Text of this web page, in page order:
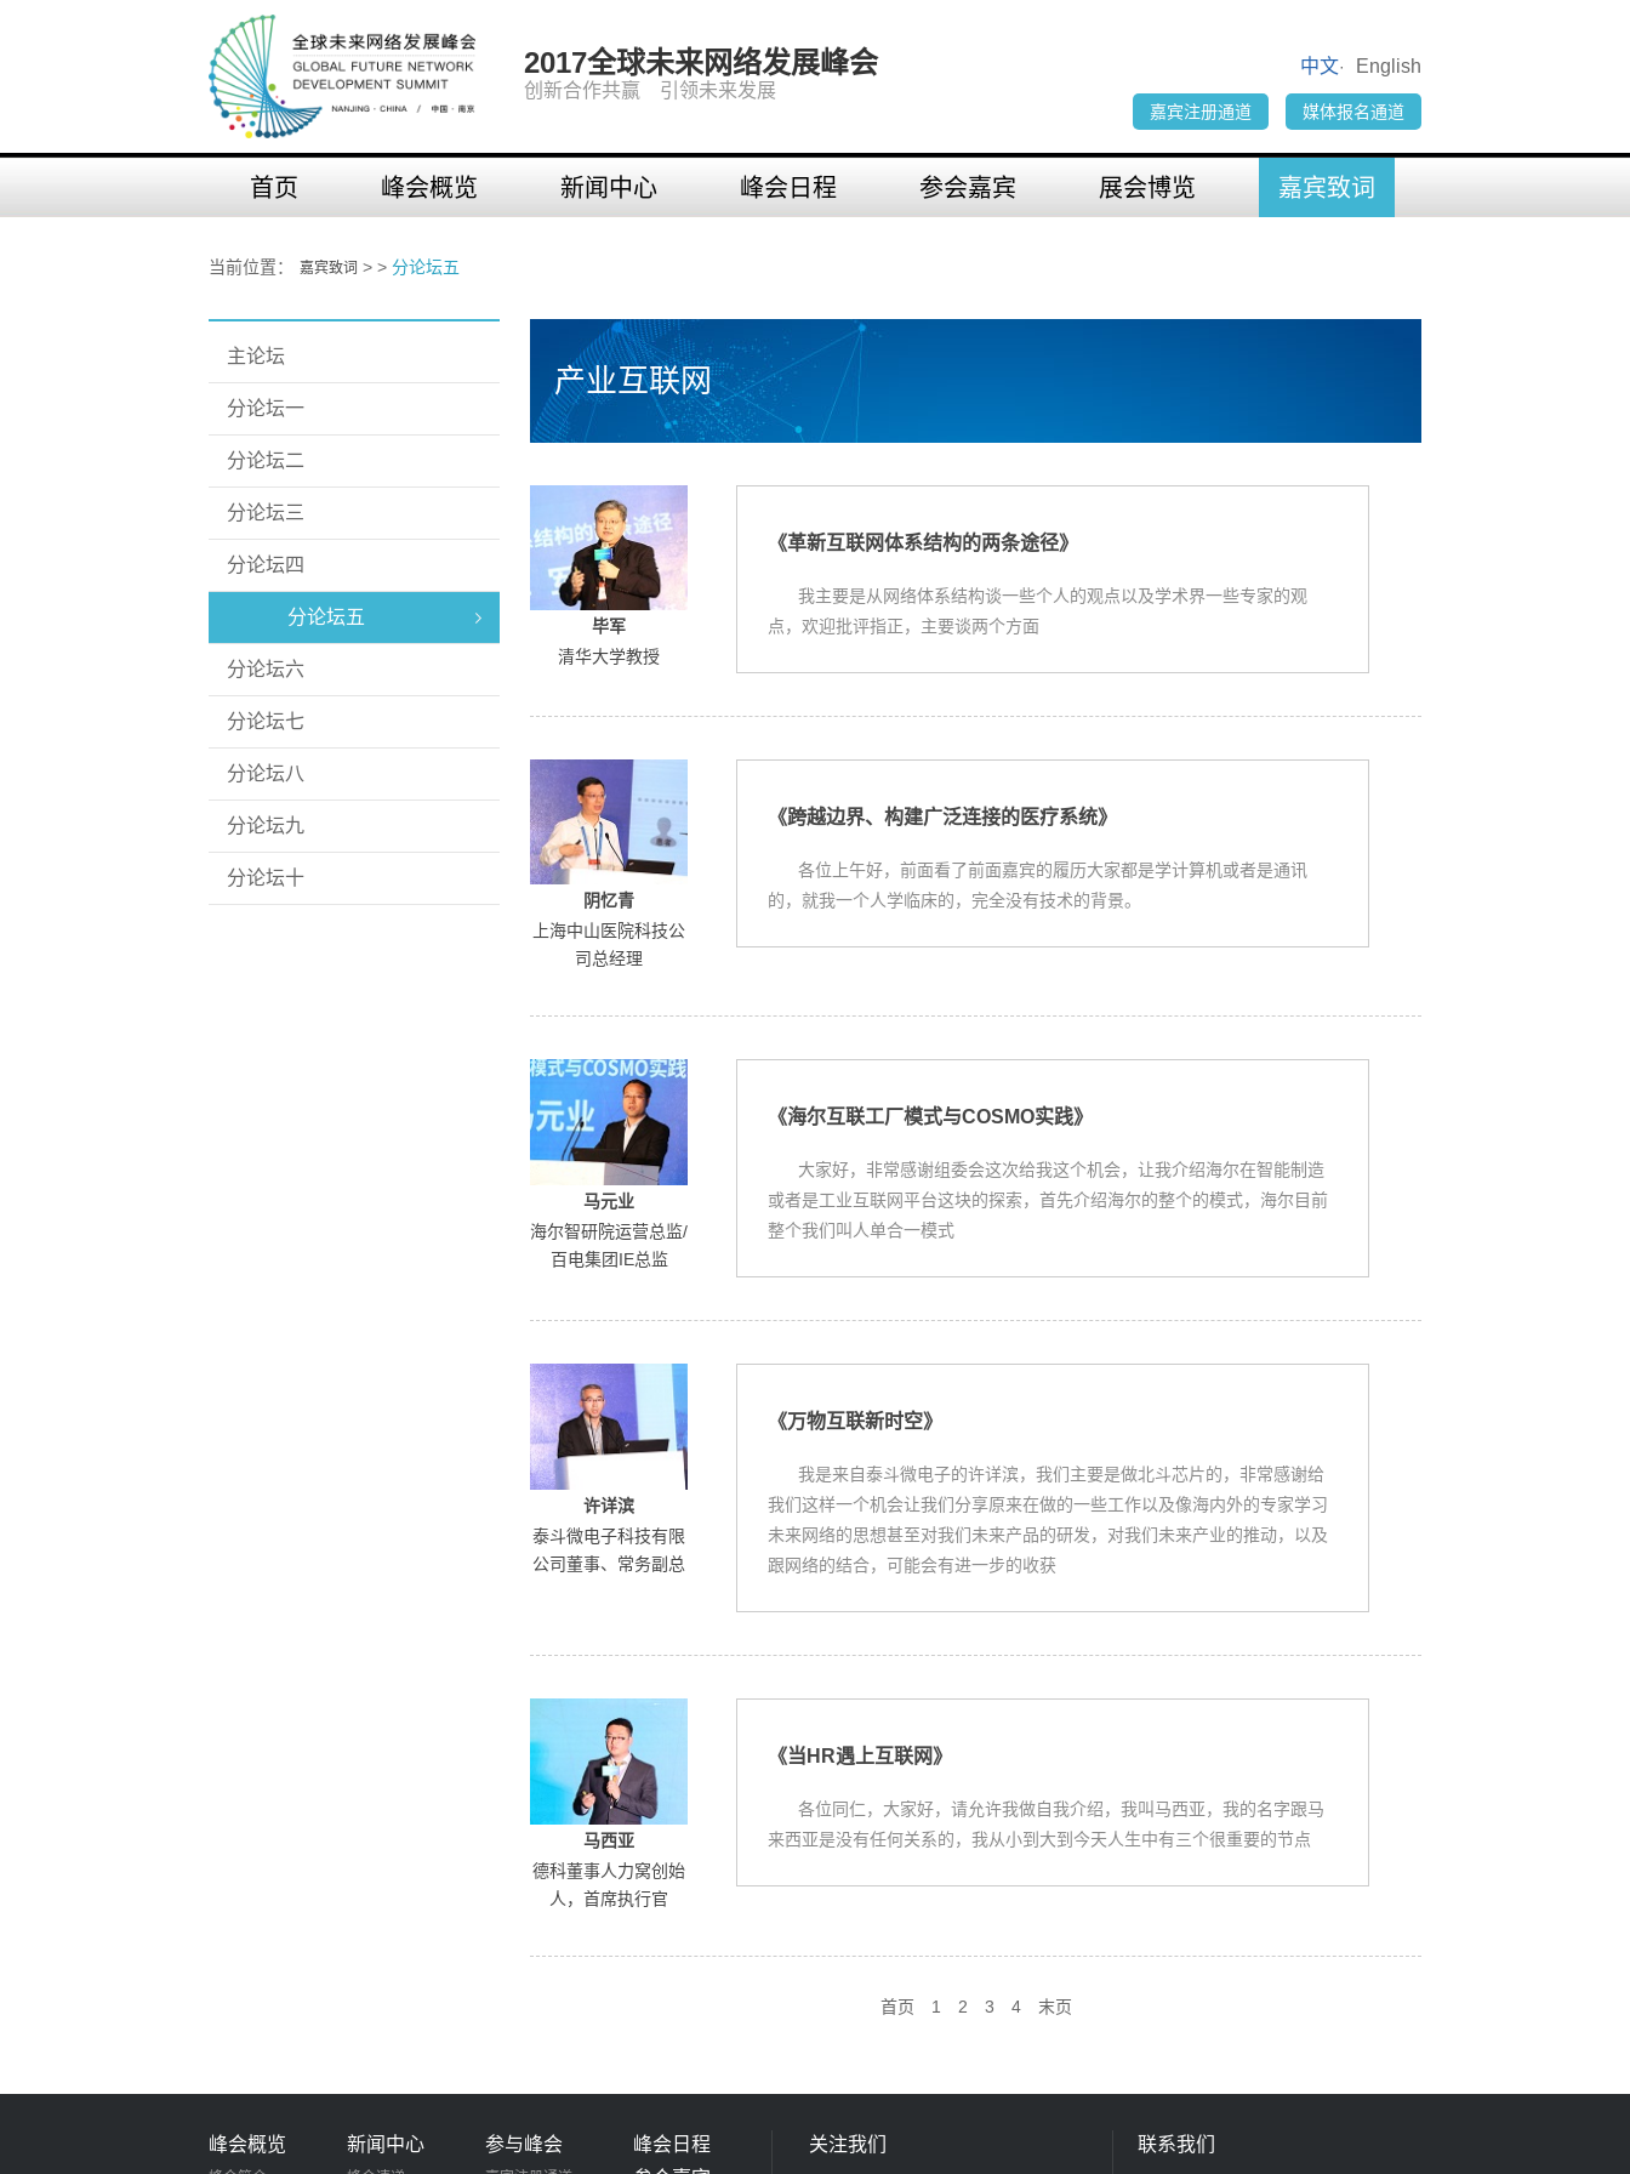
2017全球未来网络发展峰会
创新合作共赢 引领未来发展
中文· English
嘉宾注册通道 媒体报名通道
首页 峰会概览 新闻中心 峰会日程 参会嘉宾 展会博览 嘉宾致词
当前位置： 嘉宾致词 > > 分论坛五
主论坛
分论坛一
分论坛二
分论坛三
分论坛四
分论坛五
分论坛六
分论坛七
分论坛八
分论坛九
分论坛十
产业互联网
毕军
清华大学教授
《革新互联网体系结构的两条途径》
我主要是从网络体系结构谈一些个人的观点以及学术界一些专家的观
点，欢迎批评指正，主要谈两个方面
阴忆青
上海中山医院科技公
司总经理
《跨越边界、构建广泛连接的医疗系统》
各位上午好，前面看了前面嘉宾的履历大家都是学计算机或者是通讯
的，就我一个人学临床的，完全没有技术的背景。
马元业
海尔智研院运营总监/
百电集团IE总监
《海尔互联工厂模式与COSMO实践》
大家好，非常感谢组委会这次给我这个机会，让我介绍海尔在智能制造
或者是工业互联网平台这块的探索，首先介绍海尔的整个的模式，海尔目前
整个我们叫人单合一模式
许详滨
泰斗微电子科技有限
公司董事、常务副总
《万物互联新时空》
我是来自泰斗微电子的许详滨，我们主要是做北斗芯片的，非常感谢给
我们这样一个机会让我们分享原来在做的一些工作以及像海内外的专家学习
未来网络的思想甚至对我们未来产品的研发，对我们未来产业的推动，以及
跟网络的结合，可能会有进一步的收获
马西亚
德科董事人力窝创始
人，首席执行官
《当HR遇上互联网》
各位同仁，大家好，请允许我做自我介绍，我叫马西亚，我的名字跟马
来西亚是没有任何关系的，我从小到大到今天人生中有三个很重要的节点
首页 1 2 3 4 末页
峰会概览 新闻中心 参与峰会
峰会日程
关注我们 联系我们